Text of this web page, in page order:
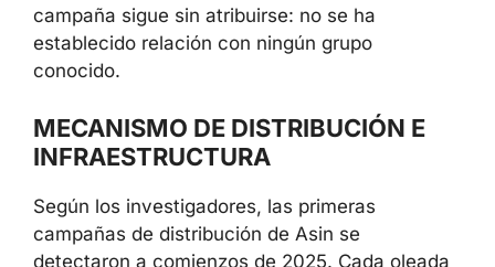
campaña sigue sin atribuirse: no se ha
establecido relación con ningún grupo
conocido.
MECANISMO DE DISTRIBUCIÓN E
INFRAESTRUCTURA
Según los investigadores, las primeras
campañas de distribución de Asin se
detectaron a comienzos de 2025. Cada oleada